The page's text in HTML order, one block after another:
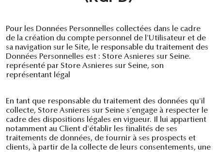
Pour les Données Personnelles collectées dans le cadre
de la création du compte personnel de l'Utilisateur et de
sa navigation sur le Site, le responsable du traitement des
Données Personnelles est : Store Asnieres sur Seine.
représenté par Store Asnieres sur Seine, son
représentant légal
En tant que responsable du traitement des données qu'il
collecte, Store Asnieres sur Seine s'engage à respecter le
cadre des dispositions légales en vigueur. Il lui appartient
notamment au Client d'établir les finalités de ses
traitements de données, de fournir à ses prospects et
clients, à partir de la collecte de leurs consentements, une